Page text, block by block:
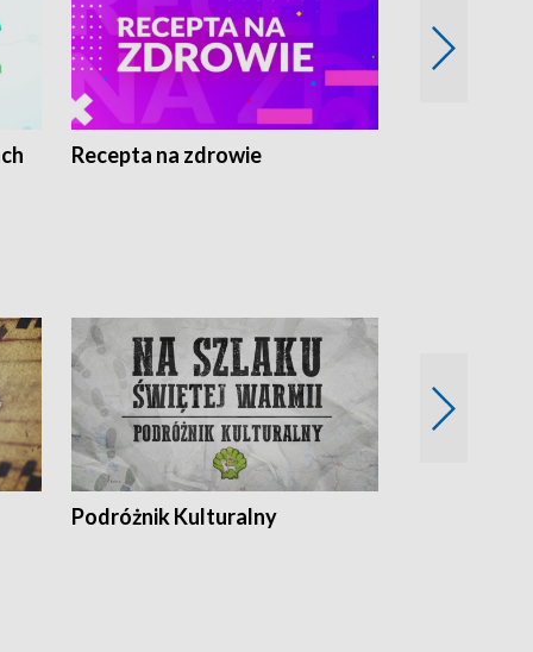
Recepta na zdrowie
Podróżnik Kulturalny